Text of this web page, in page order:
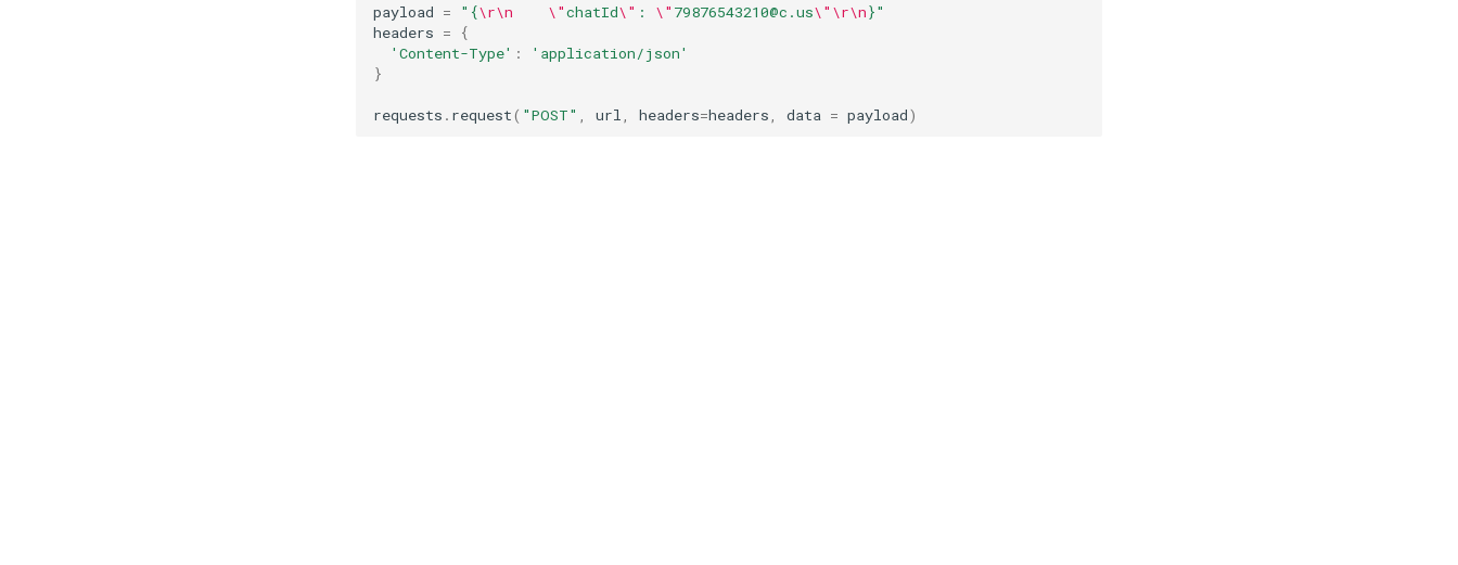
payload = "{\r\n \"chatId\" : \" 79876543210@c.us\"\r\n}"
headers =
{
'Content-Type' :
'application/json'
}
requests . request( "POST" url headers=headers data = payload)